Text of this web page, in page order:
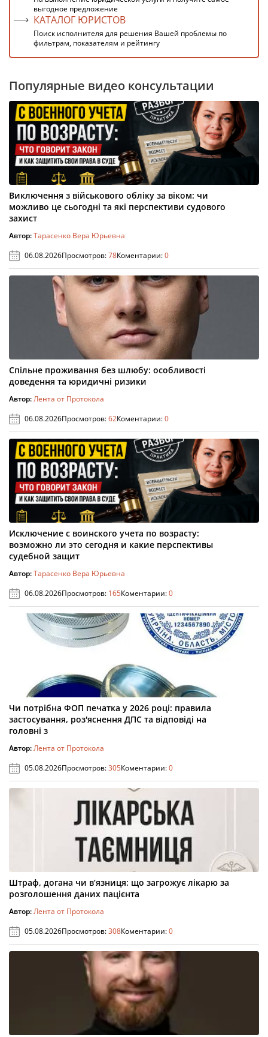
выгодное предложение
КАТАЛОГ ЮРИСТОВ
Поиск исполнителя для решения Вашей проблемы по
фильтрам, показателям и рейтингу
Популярные видео консультации
Виключення з військового обліку за віком: чи
можливо це сьогодні та які перспективи судового
захист
Автор:Тарасенко Вера Юрьевна
06.08.2026Просмотров:78Коментарии:0
Спільне проживання без шлюбу: особливості
доведення та юридичні ризики
Автор:Лента от Протокола
06.08.2026Просмотров:62Коментарии:0
Исключение с воинского учета по возрасту:
возможно ли это сегодня и какие перспективы
судебной защит
Автор:Тарасенко Вера Юрьевна
06.08.2026Просмотров: 165Коментарии:0
Чи потрібна ФОП печатка у 2026 році: правила
застосування, роз'яснення ДПС та відповіді на
головні з
Автор:Лента от Протокола
05.08.2026Просмотров:305Коментарии:0
Штраф, догана чи в’язниця: що загрожує лікарю за
розголошення даних пацієнта
Автор:Лента от Протокола
05.08.2026Просмотров:308Коментарии:0